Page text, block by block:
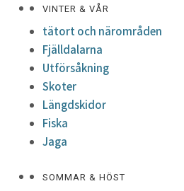
VINTER & VÅR
tätort och närområden
Fjälldalarna
Utförsåkning
Skoter
Längdskidor
Fiska
Jaga
SOMMAR & HÖST